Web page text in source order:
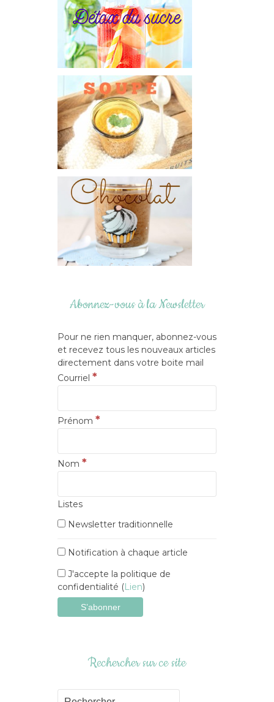
Abonnez-vous à la Newsletter
Pour ne rien manquer, abonnez-vous
et recevez tous les nouveaux articles
directement dans votre boite mail
Courriel *
Prénom *
Nom *
Listes
Newsletter traditionnelle
Notification à chaque article
J'accepte la politique de
confidentialité (Lien)
Rechercher sur ce site